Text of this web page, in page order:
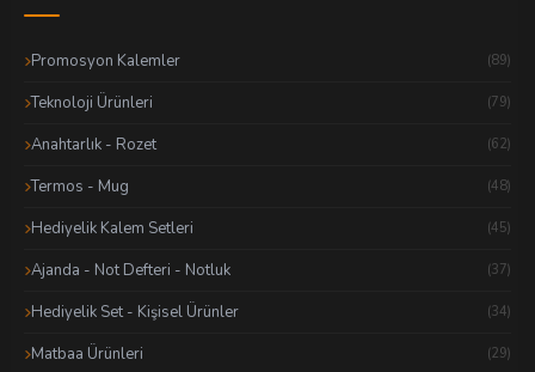
Promosyon Kalemler (89)
Teknoloji Ürünleri (79)
Anahtarlık - Rozet (62)
Termos - Mug (48)
Hediyelik Kalem Setleri (45)
Ajanda - Not Defteri - Notluk (37)
Hediyelik Set - Kişisel Ürünler (34)
Matbaa Ürünleri (29)